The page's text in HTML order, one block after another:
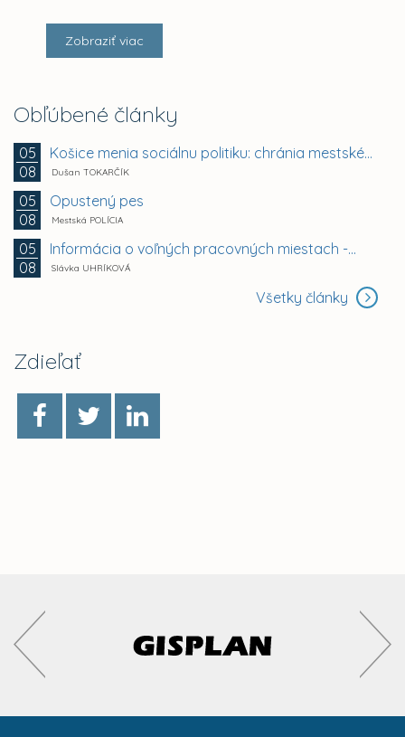
Zobraziť viac
Obľúbené články
05
08
Košice menia sociálnu politiku: chránia mestské byty...
Dušan TOKARČÍK
05
08
Opustený pes
Mestská POLÍCIA
05
08
Informácia o voľných pracovných miestach -...
Slávka UHRÍKOVÁ
Všetky články
Zdieľať